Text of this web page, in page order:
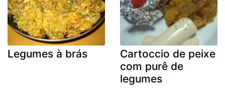
Legumes à brás
Cartoccio de peixe
com purê de
legumes